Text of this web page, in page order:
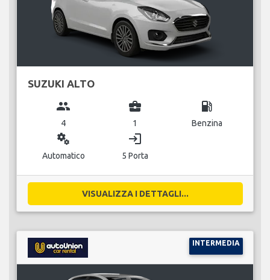
SUZUKI ALTO
group
4
business_center
1
local_gas_station
Benzina
miscellaneous_services
Automatico
login
5 Porta
VISUALIZZA I DETTAGLI...
INTERMEDIA